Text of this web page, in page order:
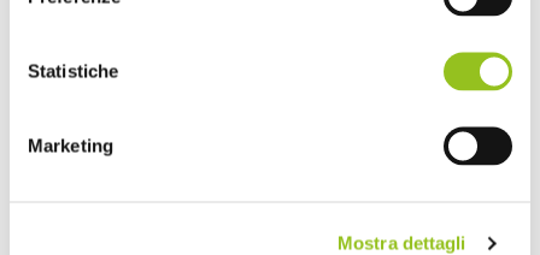
Statistiche
Marketing
Mostra dettagli
Determinazione del reddito
Perdite su crediti